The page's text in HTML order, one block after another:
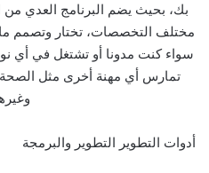
بك، بحيث يضم البرنامج العدي من
مختلف التخصصات، تختار وتصمم
سواء كنت مدونا أو تشتغل في أي نوع
تمارس أي مهنة أخرى مثل الصحة
أدوات التطوير التطوير والبرمجة